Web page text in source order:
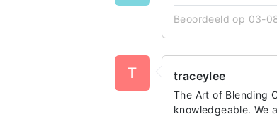
Beoordeeld op 03-
T traceylee
The Art of Blending
knowledgeable. We